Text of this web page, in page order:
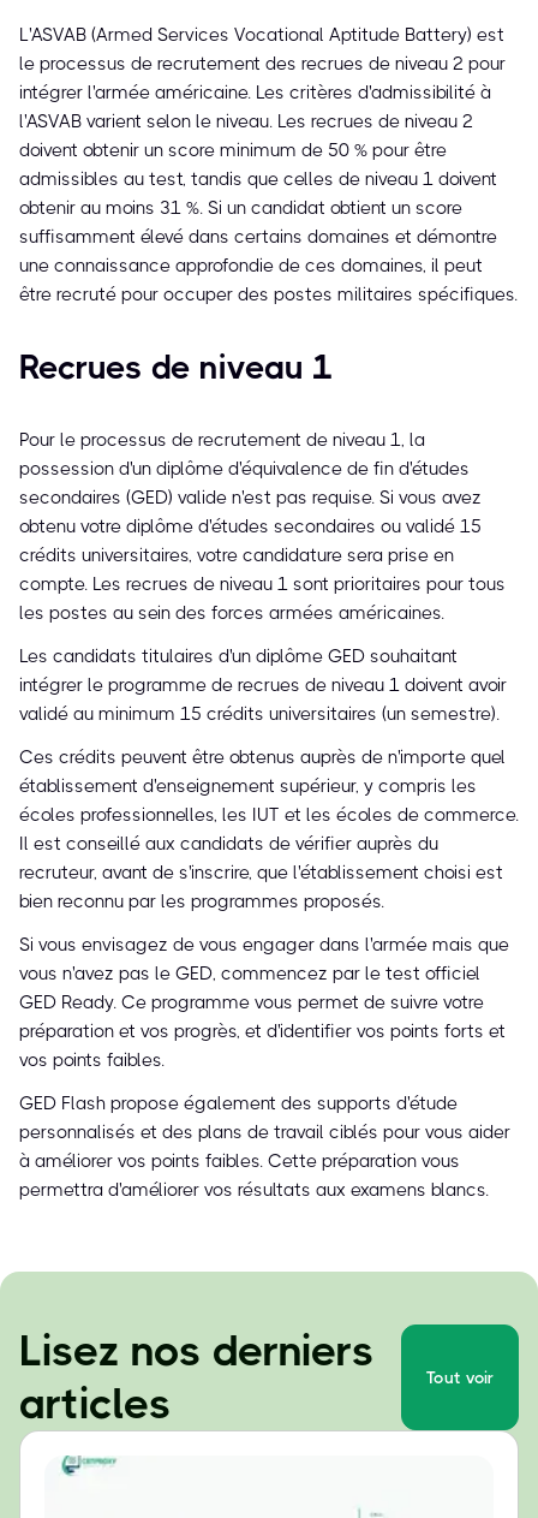
L'ASVAB (Armed Services Vocational Aptitude Battery) est
le processus de recrutement des recrues de niveau 2 pour
intégrer l'armée américaine. Les critères d'admissibilité à
l'ASVAB varient selon le niveau. Les recrues de niveau 2
doivent obtenir un score minimum de 50 % pour être
admissibles au test, tandis que celles de niveau 1 doivent
obtenir au moins 31 %. Si un candidat obtient un score
suffisamment élevé dans certains domaines et démontre
une connaissance approfondie de ces domaines, il peut
être recruté pour occuper des postes militaires spécifiques.
Recrues de niveau 1
Pour le processus de recrutement de niveau 1, la
possession d'un diplôme d'équivalence de fin d'études
secondaires (GED) valide n'est pas requise. Si vous avez
obtenu votre diplôme d'études secondaires ou validé 15
crédits universitaires, votre candidature sera prise en
compte. Les recrues de niveau 1 sont prioritaires pour tous
les postes au sein des forces armées américaines.
Les candidats titulaires d'un diplôme GED souhaitant
intégrer le programme de recrues de niveau 1 doivent avoir
validé au minimum 15 crédits universitaires (un semestre).
Ces crédits peuvent être obtenus auprès de n'importe quel
établissement d'enseignement supérieur, y compris les
écoles professionnelles, les IUT et les écoles de commerce.
Il est conseillé aux candidats de vérifier auprès du
recruteur, avant de s'inscrire, que l'établissement choisi est
bien reconnu par les programmes proposés.
Si vous envisagez de vous engager dans l'armée mais que
vous n'avez pas le GED, commencez par le test officiel
GED Ready. Ce programme vous permet de suivre votre
préparation et vos progrès, et d'identifier vos points forts et
vos points faibles.
GED Flash propose également des supports d'étude
personnalisés et des plans de travail ciblés pour vous aider
à améliorer vos points faibles. Cette préparation vous
permettra d'améliorer vos résultats aux examens blancs.
Lisez nos derniers
articles
Tout voir